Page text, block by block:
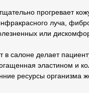
прогревает
луча,
или
салоне делает
эластином и
ресурсы организма